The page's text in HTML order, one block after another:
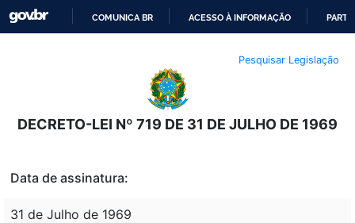
O
CONTEÚDO
COMUNICA BR ACESSO À INFORMAÇÃO
Pesquisar Legislação
DECRETO-LEI Nº 719 DE 31 DE JULHO DE 1969
Data de assinatura:
31 de Julho de 1969